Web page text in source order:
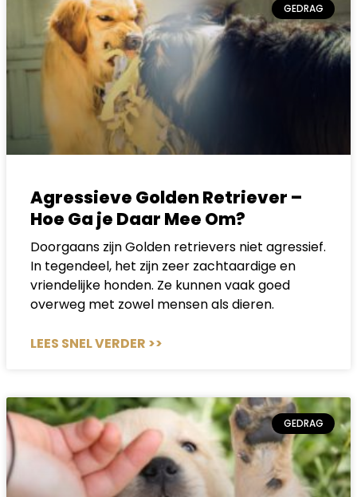
GEDRAG
Agressieve Golden Retriever –
Hoe Ga je Daar Mee Om?
Doorgaans zijn Golden retrievers niet agressief.
In tegendeel, het zijn zeer zachtaardige en
vriendelijke honden. Ze kunnen vaak goed
overweg met zowel mensen als dieren.
LEES SNEL VERDER >>
GEDRAG